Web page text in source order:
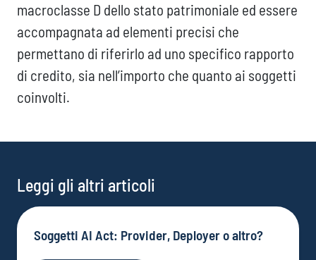
macroclasse D dello stato patrimoniale ed essere
accompagnata ad elementi precisi che
permettano di riferirlo ad uno specifico rapporto
di credito, sia nell’importo che quanto ai soggetti
coinvolti.
Leggi gli altri articoli
Soggetti AI Act: Provider, Deployer o altro?